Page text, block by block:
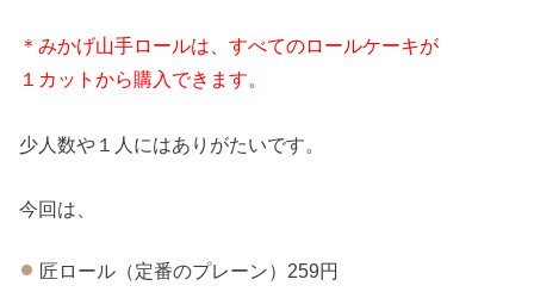
＊みかげ山手ロールは、すべてのロールケーキが
１カットから購入できます。
少人数や１人にはありがたいです。
今回は、
匠ロール（定番のプレーン）259円